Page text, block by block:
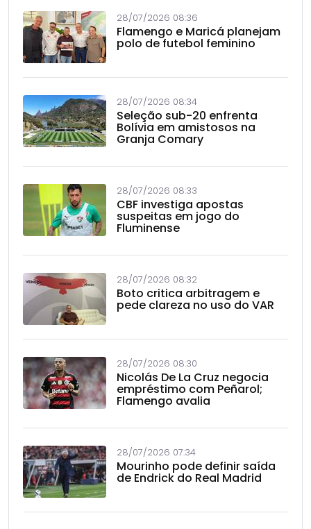
28/07/2026 08:36
Flamengo e Maricá planejam
polo de futebol feminino
28/07/2026 08:34
Seleção sub-20 enfrenta
Bolívia em amistosos na
Granja Comary
28/07/2026 08:33
CBF investiga apostas
suspeitas em jogo do
Fluminense
28/07/2026 08:32
Boto critica arbitragem e
pede clareza no uso do VAR
28/07/2026 08:30
Nicolás De La Cruz negocia
empréstimo com Peñarol;
Flamengo avalia
28/07/2026 07:34
Mourinho pode definir saída
de Endrick do Real Madrid